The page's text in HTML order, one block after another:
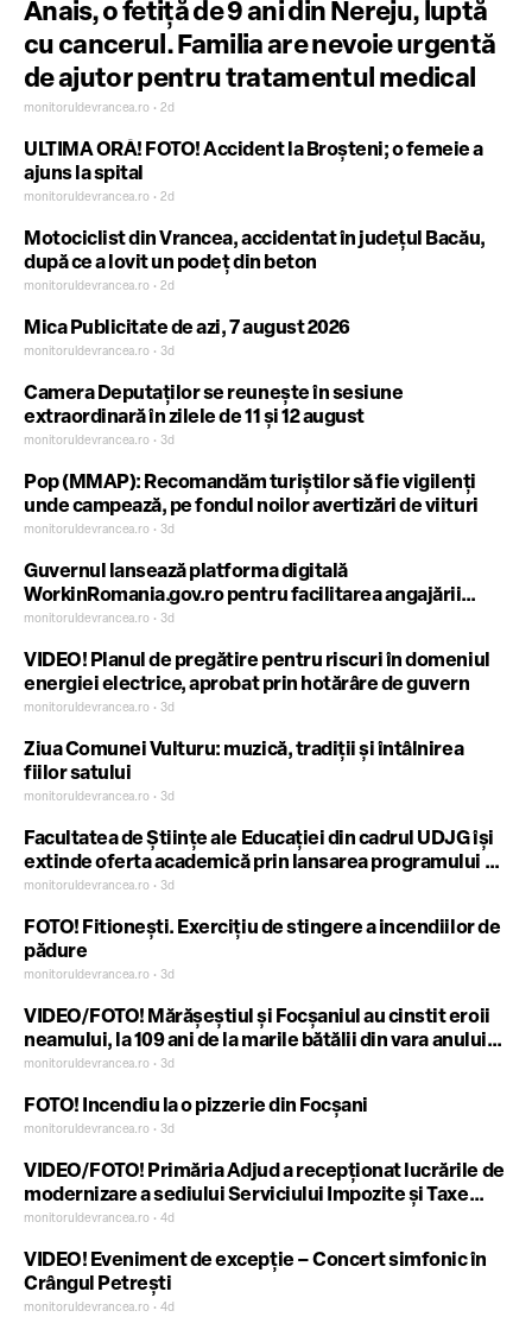
Anais, o fetiță de 9 ani din Nereju, luptă
cu cancerul. Familia are nevoie urgentă
de ajutor pentru tratamentul medical
monitoruldevrancea.ro • 2d
ULTIMA ORĂ! FOTO! Accident la Broșteni; o femeie a
ajuns la spital
monitoruldevrancea.ro • 2d
Motociclist din Vrancea, accidentat în județul Bacău,
după ce a lovit un podeț din beton
monitoruldevrancea.ro • 2d
Mica Publicitate de azi, 7 august 2026
monitoruldevrancea.ro • 3d
Camera Deputaților se reunește în sesiune
extraordinară în zilele de 11 și 12 august
monitoruldevrancea.ro • 3d
Pop (MMAP): Recomandăm turiștilor să fie vigilenți
unde campează, pe fondul noilor avertizări de viituri
monitoruldevrancea.ro • 3d
Guvernul lansează platforma digitală
WorkinRomania.gov.ro pentru facilitarea angajării
lucrătorilor străini
monitoruldevrancea.ro • 3d
VIDEO! Planul de pregătire pentru riscuri în domeniul
energiei electrice, aprobat prin hotărâre de guvern
monitoruldevrancea.ro • 3d
Ziua Comunei Vulturu: muzică, tradiții și întâlnirea
fiilor satului
monitoruldevrancea.ro • 3d
Facultatea de Științe ale Educației din cadrul UDJG își
extinde oferta academică prin lansarea programului de
licență „Psihologie”
monitoruldevrancea.ro • 3d
FOTO! Fitionești. Exercițiu de stingere a incendiilor de
pădure
monitoruldevrancea.ro • 3d
VIDEO/FOTO! Mărășeștiul și Focșaniul au cinstit eroii
neamului, la 109 ani de la marile bătălii din vara anului
1917
monitoruldevrancea.ro • 3d
FOTO! Incendiu la o pizzerie din Focșani
monitoruldevrancea.ro • 3d
VIDEO/FOTO! Primăria Adjud a recepționat lucrările de
modernizare a sediului Serviciului Impozite și Taxe
Locale
monitoruldevrancea.ro • 4d
VIDEO! Eveniment de excepție – Concert simfonic în
Crângul Petrești
monitoruldevrancea.ro • 4d